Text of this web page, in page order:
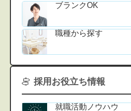
ブランクOK
職種から探す
採用お役立ち情報
就職活動ノウハウ